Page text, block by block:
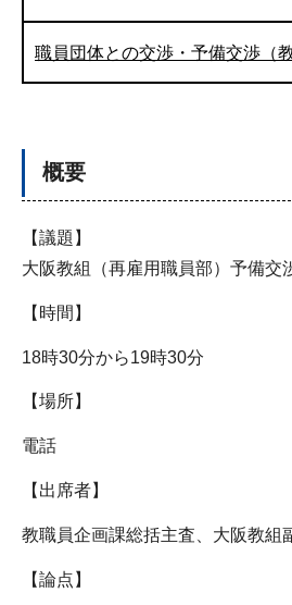
職員団体との交渉・予備交渉（
概要
【議題】
大阪教組（再雇用職員部）予備交
【時間】
18時30分から19時30分
【場所】
電話
【出席者】
教職員企画課総括主査、大阪教組
【論点】